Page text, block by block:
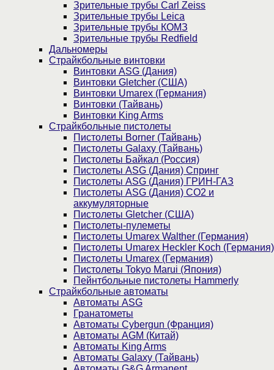
Зрительные трубы Carl Zeiss
Зрительные трубы Leica
Зрительные трубы КОМЗ
Зрительные трубы Redfield
Дальномеры
Страйкбольные винтовки
Винтовки ASG (Дания)
Винтовки Gletcher (США)
Винтовки Umarex (Германия)
Винтовки (Тайвань)
Винтовки King Arms
Страйкбольные пистолеты
Пистолеты Borner (Тайвань)
Пистолеты Galaxy (Тайвань)
Пистолеты Байкал (Россия)
Пистолеты ASG (Дания) Спринг
Пистолеты ASG (Дания) ГРИН-ГАЗ
Пистолеты ASG (Дания) CO2 и
аккумуляторные
Пистолеты Gletcher (США)
Пистолеты-пулеметы
Пистолеты Umarex Walther (Германия)
Пистолеты Umarex Heckler Koch (Германия)
Пистолеты Umarex (Германия)
Пистолеты Tokyo Marui (Япония)
Пейнтбольные пистолеты Hammerly
Страйкбольные автоматы
Автоматы ASG
Гранатометы
Автоматы Cybergun (Франция)
Автоматы AGM (Китай)
Автоматы King Arms
Автоматы Galaxy (Тайвань)